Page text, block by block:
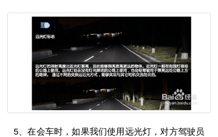
5、在会车时，如果我们使用远光灯，对方驾驶员